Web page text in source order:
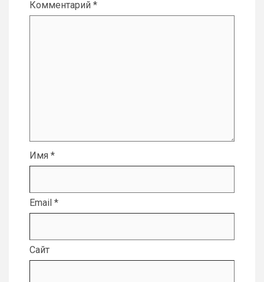
Комментарий *
Имя *
Email *
Сайт